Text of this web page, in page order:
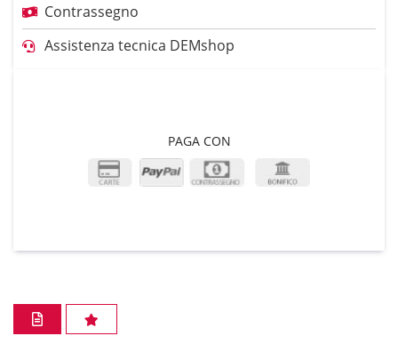
Contrassegno
Assistenza tecnica DEMshop
PAGA CON